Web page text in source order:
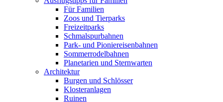
Für Familien
Zoos und Tierparks
Freizeitparks
Schmalspurbahnen
Park- und Pioniereisenbahnen
Sommerrodelbahnen
Planetarien und Sternwarten
Architektur
Burgen und Schlösser
Klosteranlagen
Ruinen